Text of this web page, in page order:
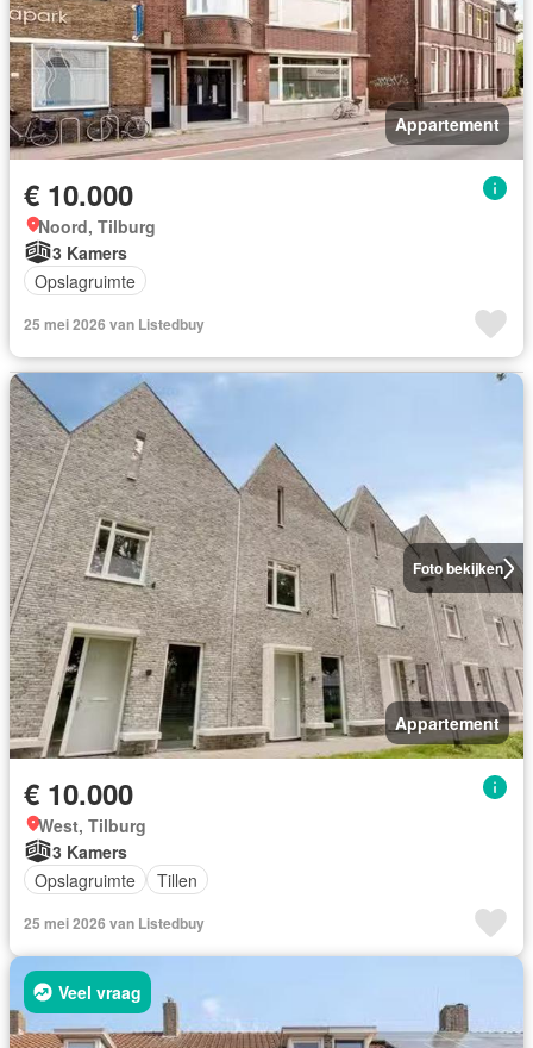
Appartement
€ 10.000
Noord, Tilburg
3 Kamers
Opslagruimte
25 mei 2026 van Listedbuy
Foto bekijken
Appartement
€ 10.000
West, Tilburg
3 Kamers
Opslagruimte
Tillen
25 mei 2026 van Listedbuy
Veel vraag